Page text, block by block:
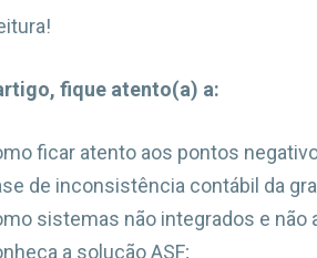
fique atento(a) a:
ficar atento aos pontos
de inconsistência contábil da
sistemas não integrados e
a solução ASF;